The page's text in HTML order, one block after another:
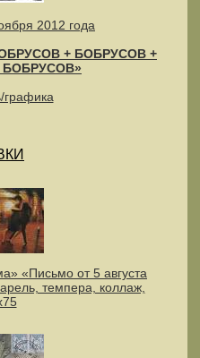
2012 года
+ БОБРУСОВ +
графика
«Письмо от 5 августа
темпера, коллаж,